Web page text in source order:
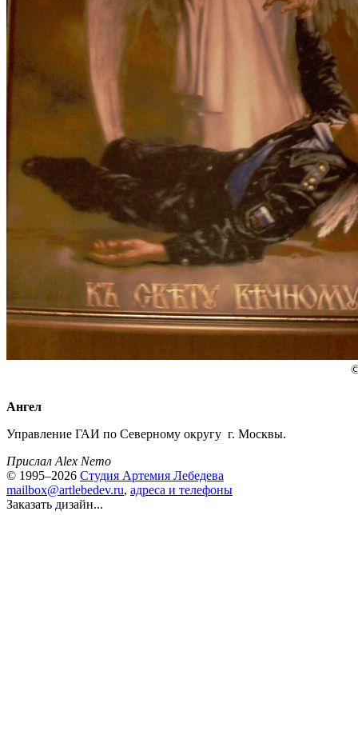
Ангел
Управление ГАИ по Северному округу г. Москвы.
Прислал Alex Nemo
© 1995–2026 Студия Артемия Лебедева
mailbox@artlebedev.ru, адреса и телефоны
Заказать дизайн...